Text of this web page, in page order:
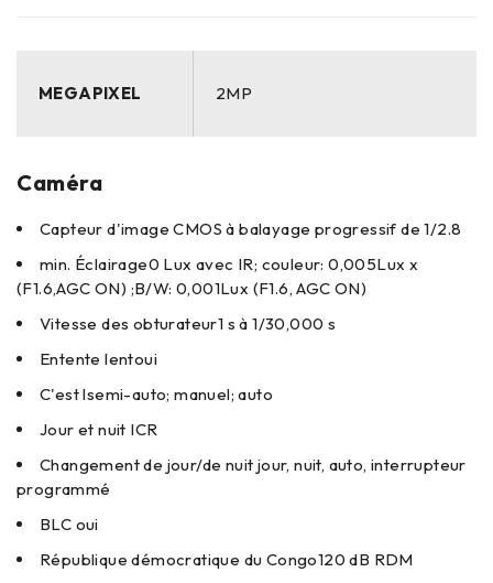
MEGAPIXEL 2MP
Caméra
Capteur d'imageCMOS à balayage progressif de 1/2.8
min. Éclairage0 Lux avec IR; couleur: 0,005Lux x
(F1.6,AGC ON) ;B/W: 0,001Lux (F1.6, AGC ON)
Vitesse des obturateur1 s à 1/30,000 s
Entente lentoui
C'est lsemi-auto; manuel; auto
Jour et nuit ICR
Changement de jour/de nuit jour, nuit, auto, interrupteur
programmé
BLC oui
République démocratique du Congo120 dB RDM